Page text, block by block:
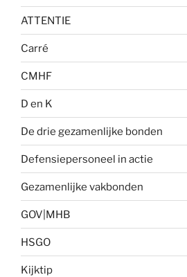
ATTENTIE
Carré
CMHF
D en K
De drie gezamenlijke bonden
Defensiepersoneel in actie
Gezamenlijke vakbonden
GOV|MHB
HSGO
Kijktip